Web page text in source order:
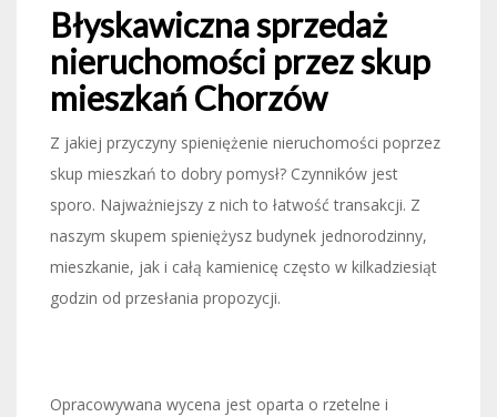
Błyskawiczna sprzedaż
nieruchomości przez skup
mieszkań Chorzów
Z jakiej przyczyny spieniężenie nieruchomości poprzez
skup mieszkań to dobry pomysł? Czynników jest
sporo. Najważniejszy z nich to łatwość transakcji. Z
naszym skupem spieniężysz budynek jednorodzinny,
mieszkanie, jak i całą kamienicę często w kilkadziesiąt
godzin od przesłania propozycji.
Opracowywana wycena jest oparta o rzetelne i